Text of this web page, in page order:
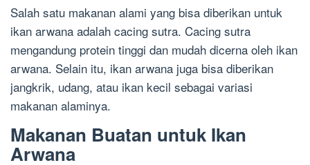
Salah satu makanan alami yang bisa diberikan untuk
ikan arwana adalah cacing sutra. Cacing sutra
mengandung protein tinggi dan mudah dicerna oleh ikan
arwana. Selain itu, ikan arwana juga bisa diberikan
jangkrik, udang, atau ikan kecil sebagai variasi
makanan alaminya.
Makanan Buatan untuk Ikan
Arwana